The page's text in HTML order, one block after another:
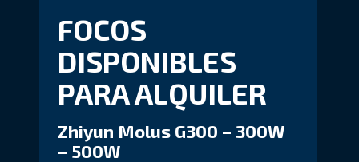
FOCOS
DISPONIBLES
PARA ALQUILER
Zhiyun Molus G300 – 300W
– 500W